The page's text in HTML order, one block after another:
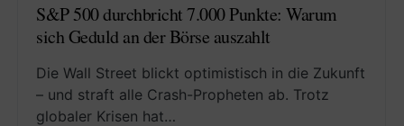
S&P 500 durchbricht 7.000 Punkte: Warum
sich Geduld an der Börse auszahlt
Die Wall Street blickt optimistisch in die Zukunft
– und straft alle Crash-Propheten ab. Trotz
globaler Krisen hat…